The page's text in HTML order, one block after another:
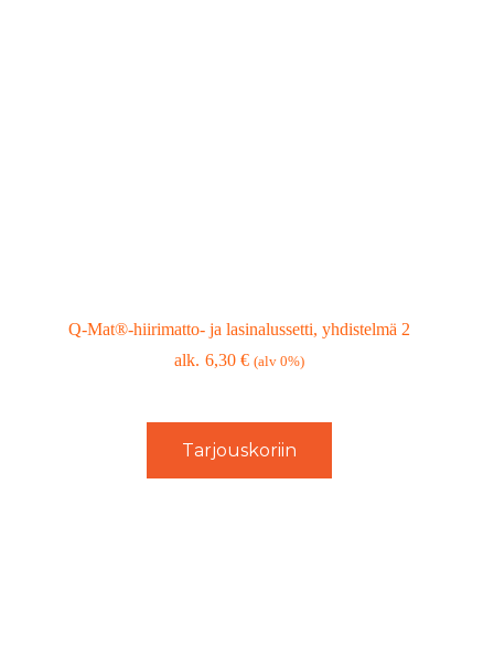
Q-Mat®-hiirimatto- ja lasinalussetti, yhdistelmä 2
6,30€ (alv 0%)
Tarjouskoriin